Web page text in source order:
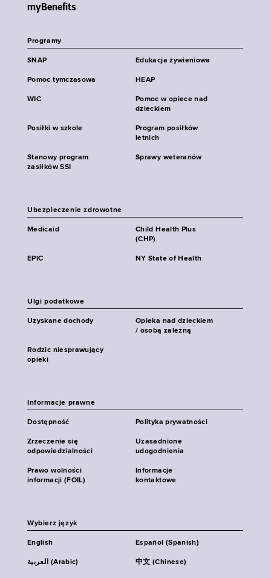
myBenefits
Programy
SNAP Edukacja żywieniowa
Pomoc tymczasowa HEAP
WIC
Pomoc w opiece nad
dzieckiem
Posiłki w szkole
Program posiłków
letnich
Stanowy program
zasiłków SSI
Sprawy weteranów
Ubezpieczenie zdrowotne
Medicaid
Child Health Plus
(CHP)
EPIC NY State of Health
Ulgi podatkowe
Uzyskane dochody
Opieka nad dzieckiem
/ osobą zależną
Rodzic niesprawujący
opieki
Informacje prawne
Dostępność Polityka prywatności
Zrzeczenie się
odpowiedzialności
Uzasadnione
udogodnienia
Prawo wolności
informacji (FOIL)
Informacje
kontaktowe
Wybierz język
English Español (Spanish)
العربية (Arabic) 中文 (Chinese)